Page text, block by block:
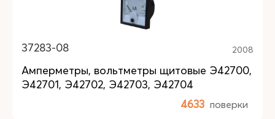
37283-08 2008
Амперметры, вольтметры щитовые Э42700,
Э42701, Э42702, Э42703, Э42704
4633 поверки